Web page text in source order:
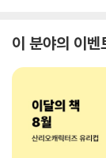
이 분야의 이벤